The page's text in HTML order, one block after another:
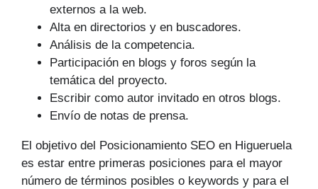
externos a la web.
Alta en directorios y en buscadores.
Análisis de la competencia.
Participación en blogs y foros según la
temática del proyecto.
Escribir como autor invitado en otros blogs.
Envío de notas de prensa.
El objetivo del Posicionamiento SEO en Higueruela
es estar entre primeras posiciones para el mayor
número de tér­minos posibles o keywords y para el